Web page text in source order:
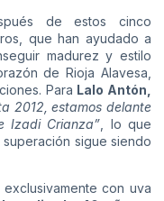
de estos cinco
que han ayudado a
madurez y estilo
de Rioja Alavesa,
Para Lalo Antón,
2012, estamos delante
Izadi Crianza” , lo que
sigue siendo
con uva